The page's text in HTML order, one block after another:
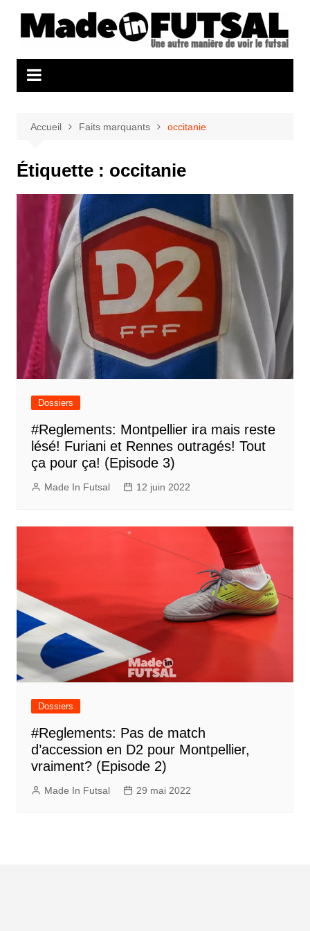
Accueil Faits marquants occitanie
Étiquette : occitanie
Dossiers
#Reglements: Montpellier ira mais reste
lésé! Furiani et Rennes outragés! Tout
ça pour ça! (Episode 3)
Made In Futsal 12 juin 2022
Dossiers
#Reglements: Pas de match
d’accession en D2 pour Montpellier,
vraiment? (Episode 2)
Made In Futsal 29 mai 2022